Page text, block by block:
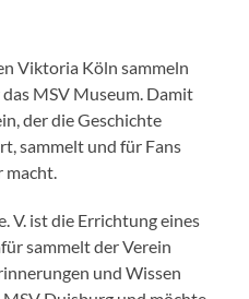
Viktoria Köln sammeln
MSV Museum. Damit
der die Geschichte
sammelt und für Fans
macht.
V. ist die Errichtung eines
sammelt der Verein
und Wissen